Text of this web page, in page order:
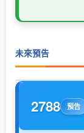
未來預告
2788 預告